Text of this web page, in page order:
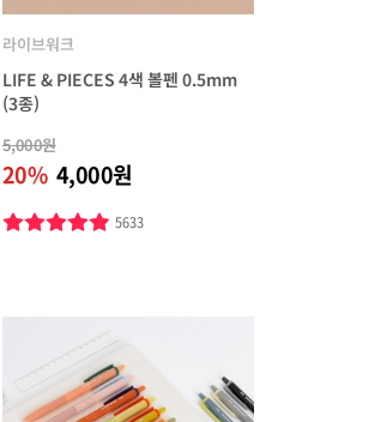
라이브워크
LIFE & PIECES 4색 볼펜 0.5mm
(3종)
5,000원
20% 4,000원
5633